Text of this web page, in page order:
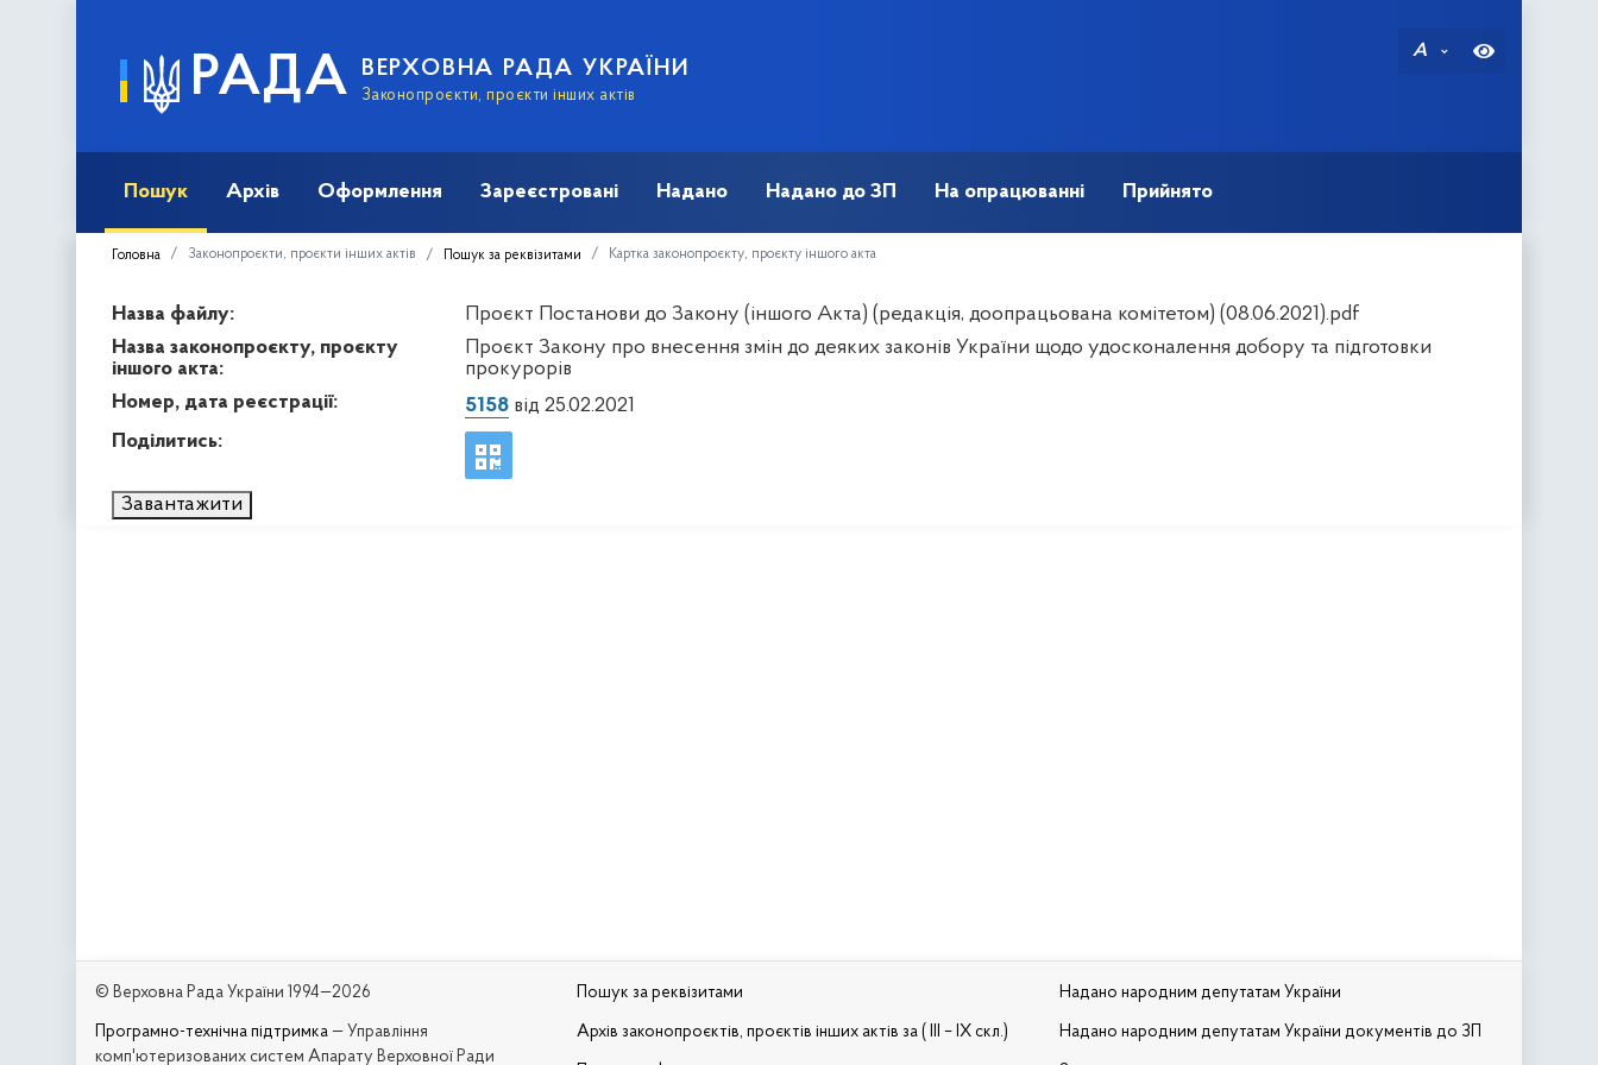
РАДА ВЕРХОВНА РАДА УКРАЇНИ
Законопроєкти, проєкти інших актів
A
Пошук Архів Оформлення Зареєстровані Надано Надано до ЗП На опрацюванні Прийнято
Головна Законопроєкти, проєкти інших актів Пошук за реквізитами Картка законопроєкту, проєкту іншого акта
Назва файлу:
Проєкт Постанови до Закону (іншого Акта) (редакція, доопрацьована комітетом) (08.06.2021).pdf
Назва законопроєкту, проєкту
іншого акта:
Проєкт Закону про внесення змін до деяких законів України щодо удосконалення добору та підготовки
прокурорів
Номер, дата реєстрації:
5158від 25.02.2021
Поділитись:
Завантажити
© Верховна Рада України 1994—2026
Програмно-технічна підтримка — Управління
комп'ютеризованих систем Апарату Верховної Ради
Пошук за реквізитами
Архів законопроєктів, проєктів інших актів за ( III – IX скл.)
Надано народним депутатам України
Надано народним депутатам України документів до ЗП